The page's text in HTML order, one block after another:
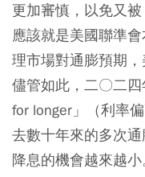
更加審慎，以免又
應該就是美國聯準
理市場對通膨預期，
儘管如此，二〇二
for longer」（利率
去數十年來的多次
降息的機會越來越小